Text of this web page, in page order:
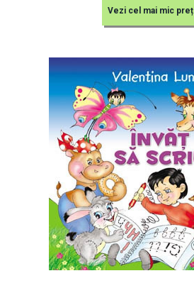
Vezi cel mai mic preț